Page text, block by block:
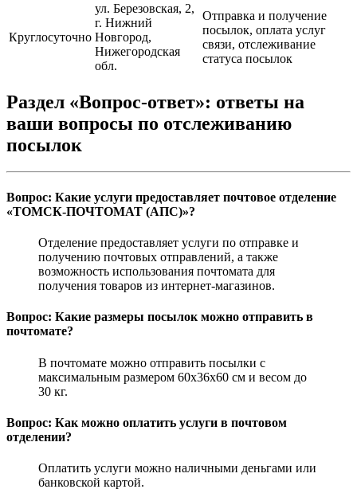
Круглосуточно
ул. Березовская, 2,
г. Нижний
Новгород,
Нижегородская
обл.
Отправка и получение
посылок, оплата услуг
связи, отслеживание
статуса посылок
Раздел «Вопрос-ответ»: ответы на
ваши вопросы по отслеживанию
посылок
Вопрос: Какие услуги предоставляет почтовое отделение
«ТОМСК-ПОЧТОМАТ (АПС)»?
Отделение предоставляет услуги по отправке и
получению почтовых отправлений, а также
возможность использования почтомата для
получения товаров из интернет-магазинов.
Вопрос: Какие размеры посылок можно отправить в
почтомате?
В почтомате можно отправить посылки с
максимальным размером 60х36х60 см и весом до
30 кг.
Вопрос: Как можно оплатить услуги в почтовом
отделении?
Оплатить услуги можно наличными деньгами или
банковской картой.